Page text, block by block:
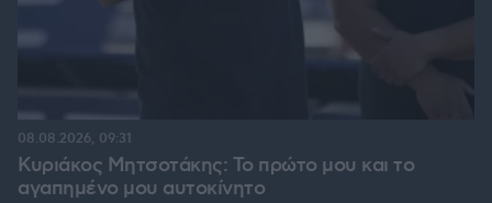
Κυριάκος Μητσοτάκης: Το πρώτο μου και το
αγαπημένο μου αυτοκίνητο
08.08.2026, 09:31